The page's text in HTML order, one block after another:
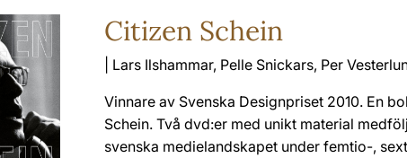
Citizen Schein
| Lars Ilshammar, Pelle Snickars, Per
Vinnare av Svenska Designpriset 2010. En
Schein. Två dvd:er med unikt material
svenska medielandskapet under femtio-,